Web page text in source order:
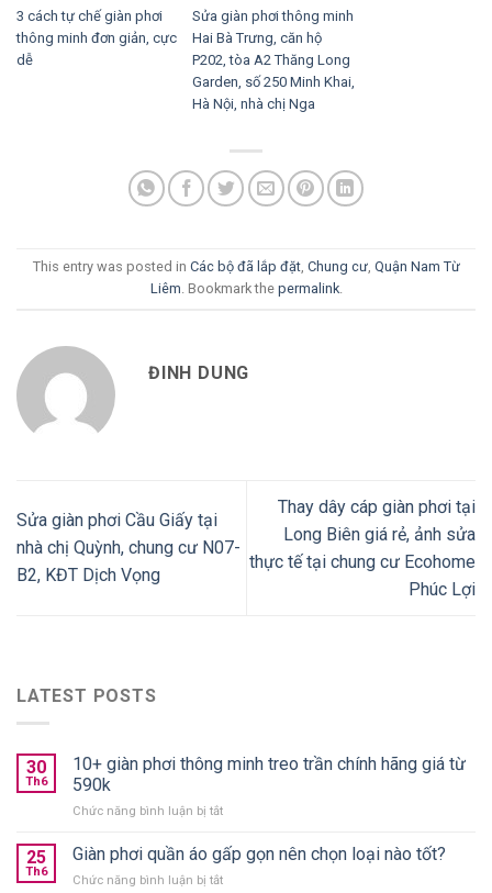
3 cách tự chế giàn phơi
thông minh đơn giản, cực
dễ
Sửa giàn phơi thông minh
Hai Bà Trưng, căn hộ
P202, tòa A2 Thăng Long
Garden, số 250 Minh Khai,
Hà Nội, nhà chị Nga
This entry was posted in Các bộ đã lắp đặt, Chung cư, Quận Nam Từ
Liêm. Bookmark the permalink.
ĐINH DUNG
Sửa giàn phơi Cầu Giấy tại
nhà chị Quỳnh, chung cư N07-
B2, KĐT Dịch Vọng
Thay dây cáp giàn phơi tại
Long Biên giá rẻ, ảnh sửa
thực tế tại chung cư Ecohome
Phúc Lợi
LATEST POSTS
30
Th6
10+ giàn phơi thông minh treo trần chính hãng giá từ
590k
Chức năng bình luận bị tắtở
giàn
phơi
thông
25
Th6
Giàn phơi quần áo gấp gọn nên chọn loại nào tốt?
Chức năng bình luận bị tắtở